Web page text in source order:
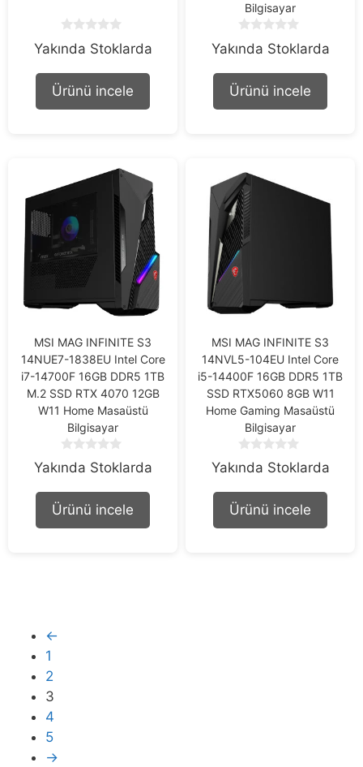
o
o
f
Yakında Stoklarda
Ürünü incele
Bilgisayar
o
o
f
Yakında Stoklarda
Ürünü incele
MSI MAG INFINITE S3
14NUE7-1838EU Intel Core
i7-14700F 16GB DDR5 1TB
M.2 SSD RTX 4070 12GB
W11 Home Masaüstü
Bilgisayar
o
o
f
Yakında Stoklarda
Ürünü incele
MSI MAG INFINITE S3
14NVL5-104EU Intel Core
i5-14400F 16GB DDR5 1TB
SSD RTX5060 8GB W11
Home Gaming Masaüstü
Bilgisayar
o
o
f
Yakında Stoklarda
Ürünü incele
←
1
2
3
4
5
→